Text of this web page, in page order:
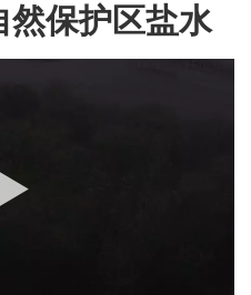
保护区盐水